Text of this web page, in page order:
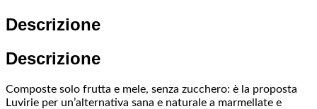
Descrizione
Descrizione
Composte solo frutta e mele, senza zucchero: è la proposta
Luvirie per un’alternativa sana e naturale a marmellate e